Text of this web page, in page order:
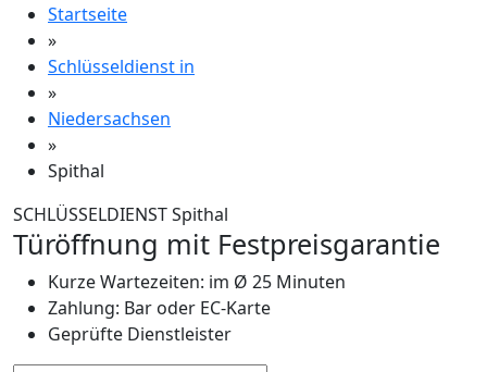
Startseite
»
Schlüsseldienst in
»
Niedersachsen
»
Spithal
SCHLÜSSELDIENST Spithal
Türöffnung mit Festpreisgarantie
Kurze Wartezeiten: im Ø 25 Minuten
Zahlung: Bar oder EC-Karte
Geprüfte Dienstleister